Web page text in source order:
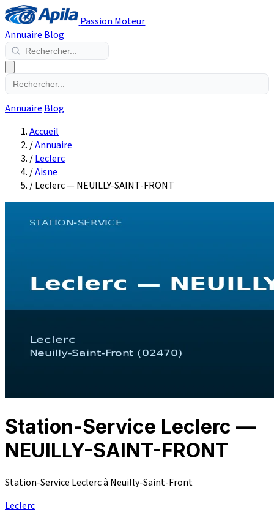
Passion Moteur
Annuaire Blog
Annuaire Blog
Accueil
/Annuaire
/Leclerc
/Aisne
/Leclerc — NEUILLY-SAINT-FRONT
Station-Service Leclerc —
NEUILLY-SAINT-FRONT
Station-Service Leclerc à Neuilly-Saint-Front
Leclerc